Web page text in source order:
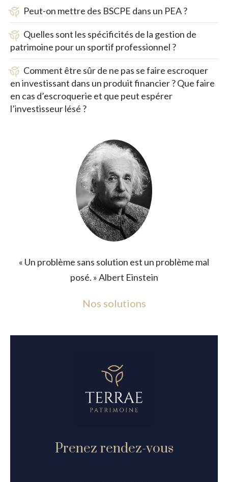
Peut-on mettre des BSCPE dans un PEA ?
Quelles sont les spécificités de la gestion de
patrimoine pour un sportif professionnel ?
Comment être sûr de ne pas se faire escroquer
en investissant dans un produit financier ? Que faire
en cas d’escroquerie et que peut espérer
l’investisseur lésé ?
« Un problème sans solution est un problème mal
posé. » Albert Einstein
Nos solutions
Prenez rendez-vous